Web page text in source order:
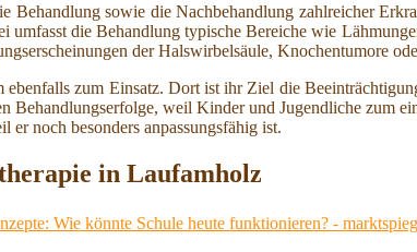
Behandlung sowie die Nachbehandlung zahlreicher
umfasst die Behandlung typische Bereiche wie
der Halswirbelsäule, Knochentumore
zum Einsatz. Dort ist ihr Ziel die
Behandlungserfolge, weil Kinder und Jugendliche zum
noch besonders anpassungsfähig ist.
in Laufamholz
Wie könnte Schule heute funktionieren? -